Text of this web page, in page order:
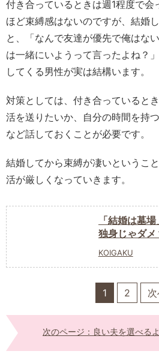
付き合っているときは週1程度で
ほど束縛感はないのですが、結婚
と、「なんで友達が優先で俺はな
は一緒にいようって言ったよね？
してくる男性が実は結構います。
対策としては、付き合っていると
活を送りたいか、自分の時間を持
など話しておくことが必要です。
結婚してから束縛が凄いというこ
活が厳しくなっていきます。
「結婚は墓
独身じゃダ
KOIGAKU
1 2
次のページ：良い夫を選べる